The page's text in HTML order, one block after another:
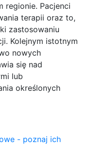
regionie. Pacjenci
terapii oraz to,
zastosowaniu
Kolejnym istotnym
nowych
się nad
lub
określonych
- poznaj ich